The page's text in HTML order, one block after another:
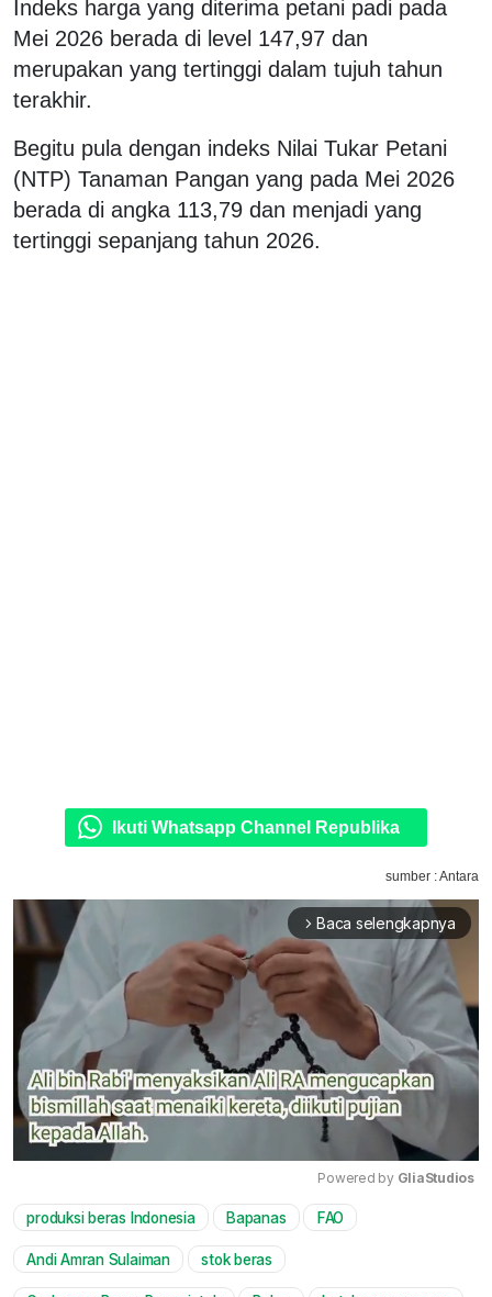
Indeks harga yang diterima petani padi pada
Mei 2026 berada di level 147,97 dan
merupakan yang tertinggi dalam tujuh tahun
terakhir.
Begitu pula dengan indeks Nilai Tukar Petani
(NTP) Tanaman Pangan yang pada Mei 2026
berada di angka 113,79 dan menjadi yang
tertinggi sepanjang tahun 2026.
Ikuti Whatsapp Channel Republika
sumber : Antara
arrow_forward_ios Baca selengkapnya
Powered by GliaStudios
produksi beras Indonesia Bapanas FAO
Andi Amran Sulaiman stok beras